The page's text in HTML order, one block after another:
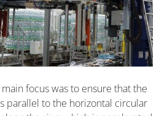
focus was to ensure that the
parallel to the horizontal circular